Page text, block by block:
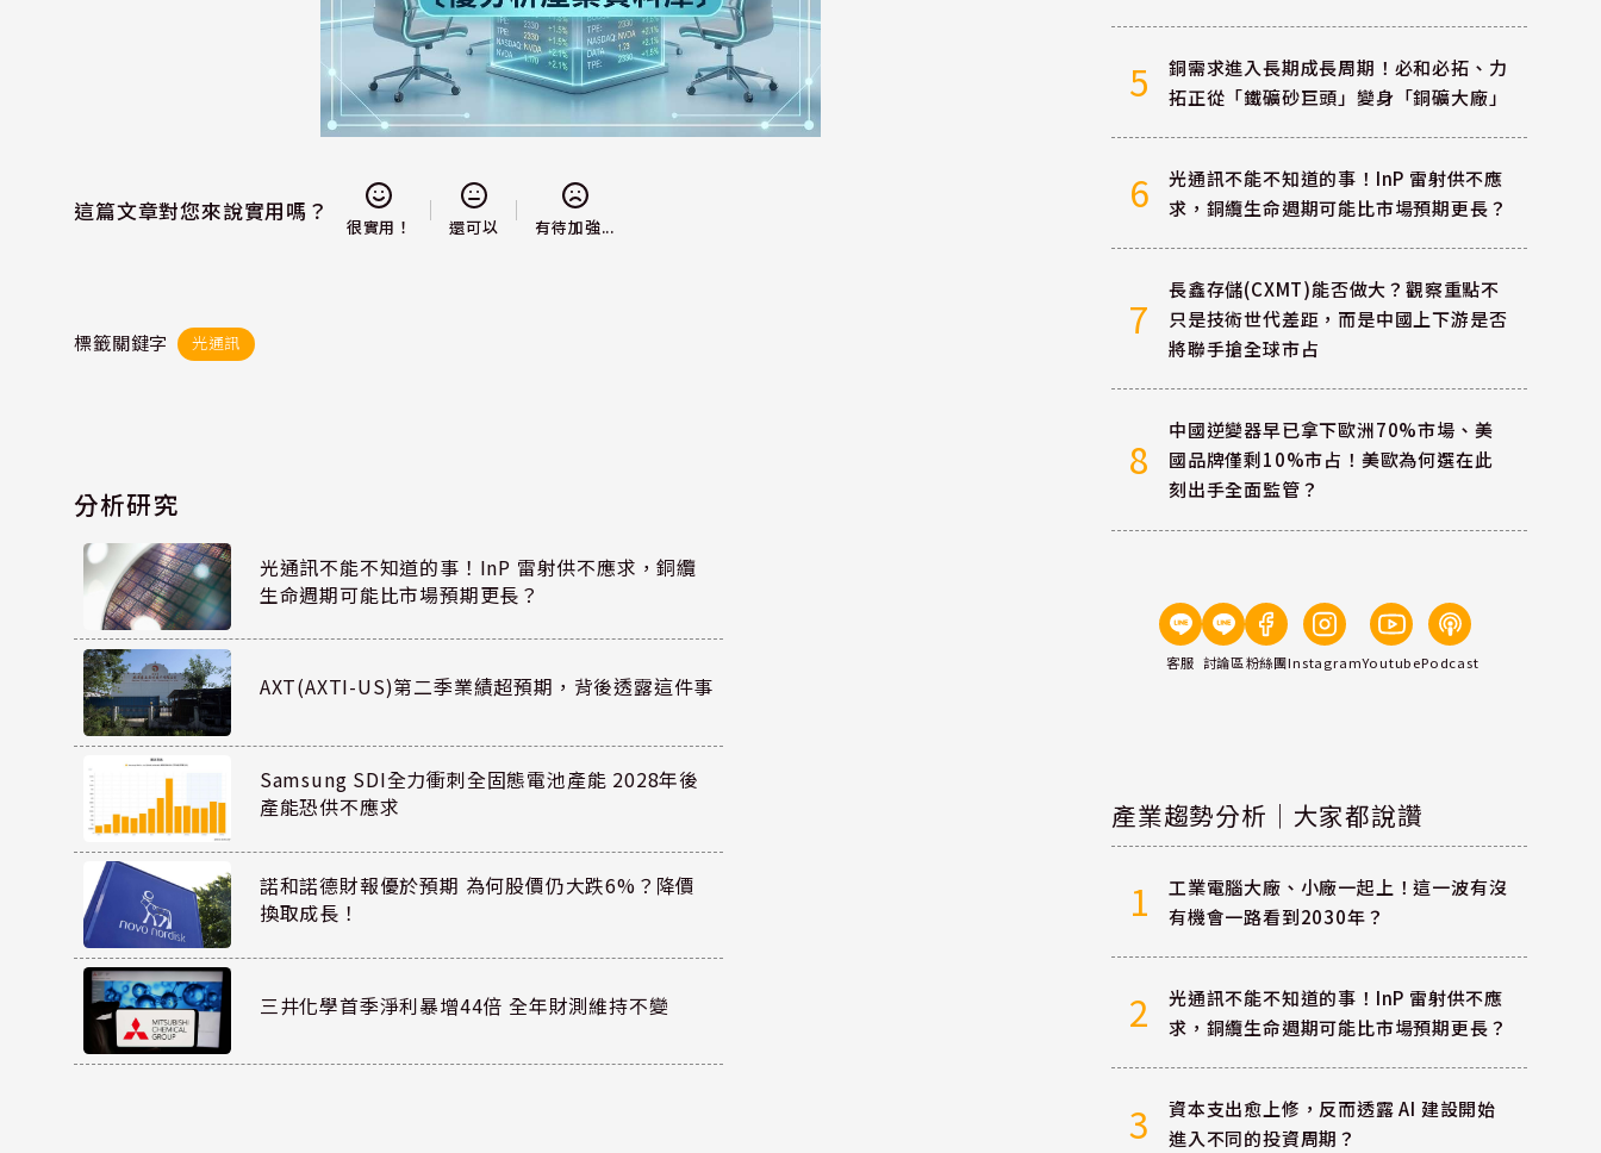
這篇文章對您來說實用嗎？
很實用！ 還可以 有待加強...
標籤關鍵字 光通訊
分析研究
光通訊不能不知道的事！InP 雷射供不應求，銅纜
生命週期可能比市場預期更長？
AXT(AXTI-US)第二季業績超預期，背後透露這件事
Samsung SDI全力衝刺全固態電池產能 2028年後
產能恐供不應求
諾和諾德財報優於預期 為何股價仍大跌6%？降價
換取成長！
三井化學首季淨利暴增44倍 全年財測維持不變
5
銅需求進入長期成長周期！必和必拓、力
拓正從「鐵礦砂巨頭」變身「銅礦大廠」
6
光通訊不能不知道的事！InP 雷射供不應
求，銅纜生命週期可能比市場預期更長？
7
長鑫存儲(CXMT)能否做大？觀察重點不
只是技術世代差距，而是中國上下游是否
將聯手搶全球市占
8
中國逆變器早已拿下歐洲70%市場、美
國品牌僅剩10%市占！美歐為何選在此
刻出手全面監管？
客服 討論區粉絲團InstagramYoutubePodcast
產業趨勢分析｜大家都說讚
1
工業電腦大廠、小廠一起上！這一波有沒
有機會一路看到2030年？
2
光通訊不能不知道的事！InP 雷射供不應
求，銅纜生命週期可能比市場預期更長？
3
資本支出愈上修，反而透露 AI 建設開始
進入不同的投資周期？